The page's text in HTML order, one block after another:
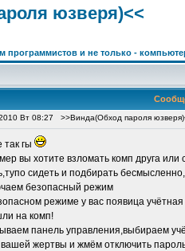
юзверя)<<
программистов и не только -
Вт 08:27 >>Винда(Обход пароля
так гы
вы хотите взломать комп друга
сидеть и подбирать
безопасный режим
режиме у вас появица
на комп!
панель управления,выбираем
вашей жертвы и жмём отключить